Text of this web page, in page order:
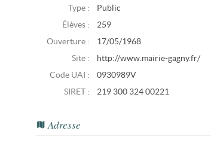
Type :
Public
Élèves :
259
Ouverture :
17/05/1968
Site :
http://www.mairie-gagny.fr/
Code UAI :
0930989V
SIRET :
219 300 324 00221
Adresse